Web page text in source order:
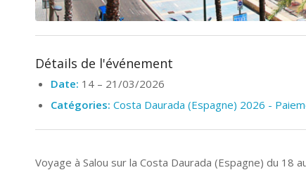
Détails de l'événement
Date: 14 – 21/03/2026
Catégories: Costa Daurada (Espagne) 2026 -
Voyage à Salou sur la Costa Daurada (Espagne) du 18